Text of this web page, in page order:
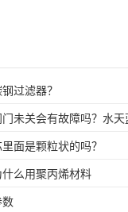
过滤器？
面是颗粒状的吗？
么用聚丙烯材料